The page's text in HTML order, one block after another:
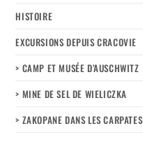
HISTOIRE
EXCURSIONS DEPUIS CRACOVIE
> CAMP ET MUSÉE D’AUSCHWITZ
> MINE DE SEL DE WIELICZKA
> ZAKOPANE DANS LES CARPATES